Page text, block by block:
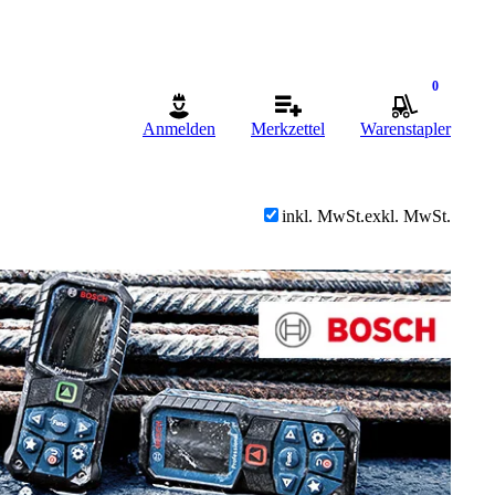
Anmelden Merkzettel
0
Warenstapler
inkl. MwSt.exkl. MwSt.